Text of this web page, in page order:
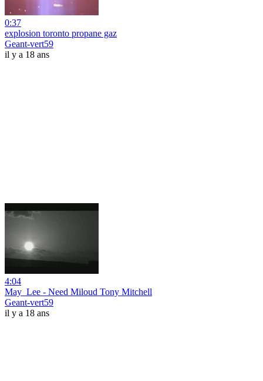
0:37
explosion toronto propane gaz
Geant-vert59
il y a 18 ans
4:04
May_Lee - Need Miloud Tony Mitchell
Geant-vert59
il y a 18 ans